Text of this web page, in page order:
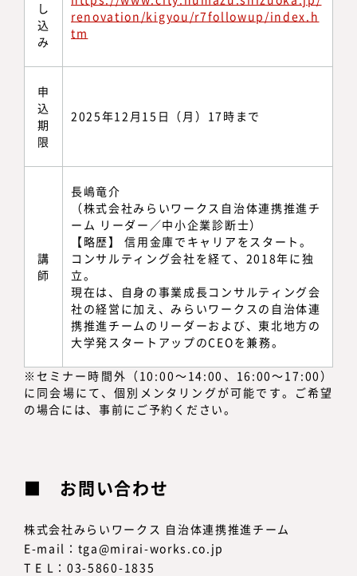
し
込
み
renovation/kigyou/r7followup/index.h
tm
申
込
期
限
2025年12月15日（月）17時まで
講
師
長嶋竜介
（株式会社みらいワークス自治体連携推進チ
ーム リーダー／中小企業診断士）
【略歴】 信用金庫でキャリアをスタート。
コンサルティング会社を経て、2018年に独
立。
現在は、自身の事業成長コンサルティング会
社の経営に加え、みらいワークスの自治体連
携推進チームのリーダーおよび、東北地方の
大学発スタートアップのCEOを兼務。
※セミナー時間外（10:00～14:00、16:00～17:00）
に同会場にて、個別メンタリングが可能です。ご希望
の場合には、事前にご予約ください。
お問い合わせ
株式会社みらいワークス 自治体連携推進チーム
E-mail：tga@mirai-works.co.jp
T E L：03-5860-1835